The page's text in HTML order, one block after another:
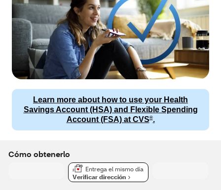
Learn more about how to use your Health
Savings Account (HSA) and Flexible Spending
Account (FSA) at CVS®.
Cómo obtenerlo
Entrega el mismo día
Verificar dirección